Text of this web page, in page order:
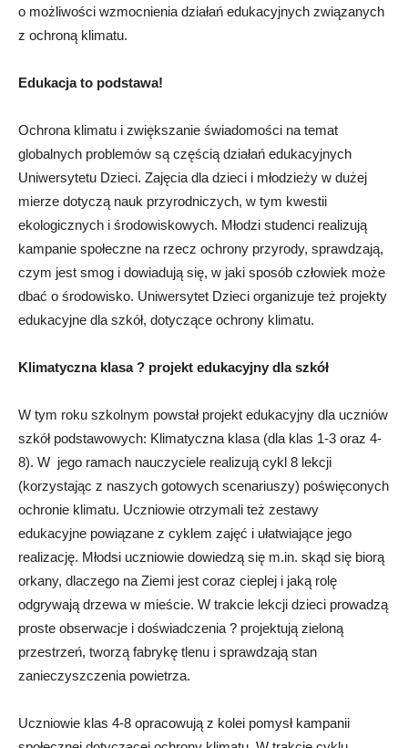
o możliwości wzmocnienia działań edukacyjnych związanych
z ochroną klimatu.
Edukacja to podstawa!
Ochrona klimatu i zwiększanie świadomości na temat
globalnych problemów są częścią działań edukacyjnych
Uniwersytetu Dzieci. Zajęcia dla dzieci i młodzieży w dużej
mierze dotyczą nauk przyrodniczych, w tym kwestii
ekologicznych i środowiskowych. Młodzi studenci realizują
kampanie społeczne na rzecz ochrony przyrody, sprawdzają,
czym jest smog i dowiadują się, w jaki sposób człowiek może
dbać o środowisko. Uniwersytet Dzieci organizuje też projekty
edukacyjne dla szkół, dotyczące ochrony klimatu.
Klimatyczna klasa ? projekt edukacyjny dla szkół
W tym roku szkolnym powstał projekt edukacyjny dla uczniów
szkół podstawowych: Klimatyczna klasa (dla klas 1-3 oraz 4-
8). W jego ramach nauczyciele realizują cykl 8 lekcji
(korzystając z naszych gotowych scenariuszy) poświęconych
ochronie klimatu. Uczniowie otrzymali też zestawy
edukacyjne powiązane z cyklem zajęć i ułatwiające jego
realizację. Młodsi uczniowie dowiedzą się m.in. skąd się biorą
orkany, dlaczego na Ziemi jest coraz cieplej i jaką rolę
odgrywają drzewa w mieście. W trakcie lekcji dzieci prowadzą
proste obserwacje i doświadczenia ? projektują zieloną
przestrzeń, tworzą fabrykę tlenu i sprawdzają stan
zanieczyszczenia powietrza.
Uczniowie klas 4-8 opracowują z kolei pomysł kampanii